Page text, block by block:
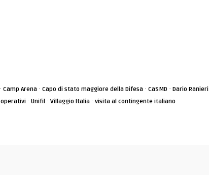
· Camp Arena · Capo di stato maggiore della Difesa · CaSMD · Dario Ranieri
· Unifil · Villaggio Italia · visita al contingente italiano